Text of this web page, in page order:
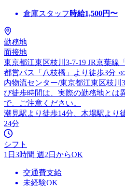
倉庫スタッフ 時給1,500円〜
勤務地
面接地
東京都江東区枝川3-7-19 JR京葉線
都営バス「八枝橋」より徒歩3分
内物流センター/東京都江東区枝川
び徒歩時間は、実際の勤務地とは
で、ご注意ください。
潮見駅より徒歩14分、木場駅より
24分
シフト
1日3時間 週2日からOK
交通費支給
未経験OK